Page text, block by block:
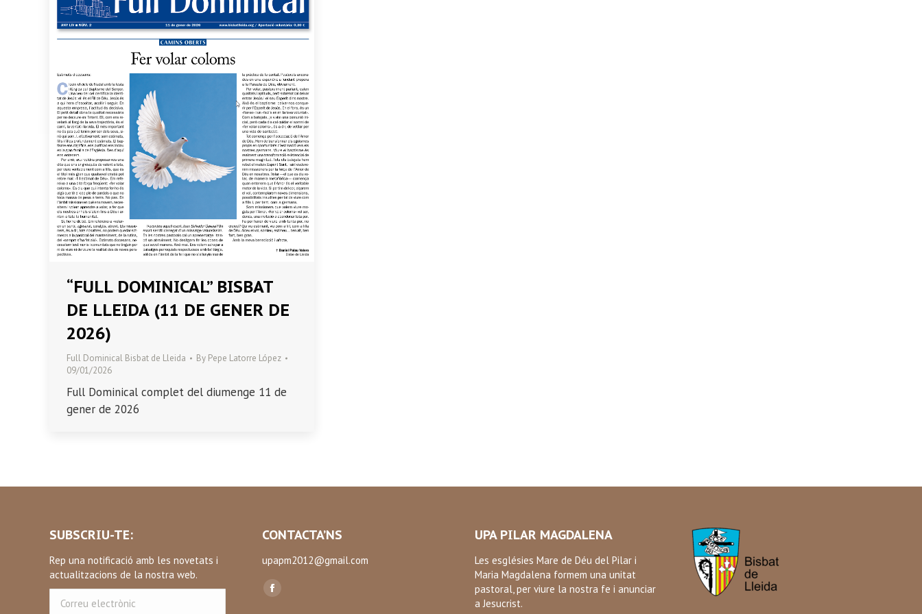
“FULL DOMINICAL” BISBAT
DE LLEIDA (11 DE GENER DE
2026)
Full Dominical Bisbat de Lleida By Pepe Latorre López
09/01/2026
Full Dominical complet del diumenge 11 de
gener de 2026
SUBSCRIU-TE:
Rep una notificació amb les novetats i
actualitzacions de la nostra web.
electrònic
CONTACTA’NS
upapm2012@gmail.com
Find us on:
Facebook
UPA PILAR MAGDALENA
Les esglésies Mare de Déu del Pilar i
Maria Magdalena formem una unitat
pastoral, per viure la nostra fe i anunciar
a Jesucrist.